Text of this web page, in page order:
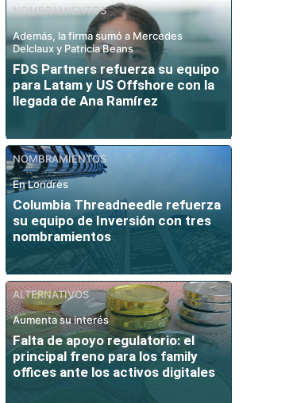
NOMBRAMIENTOS
Además, la firma sumó a Mercedes
Delclaux y Patricia Beans
FDS Partners refuerza su equipo
para Latam y US Offshore con la
llegada de Ana Ramírez
NOMBRAMIENTOS
En Londres
Columbia Threadneedle refuerza
su equipo de Inversión con tres
nombramientos
ALTERNATIVOS
Aumenta su interés
Falta de apoyo regulatorio: el
principal freno para los family
offices ante los activos digitales